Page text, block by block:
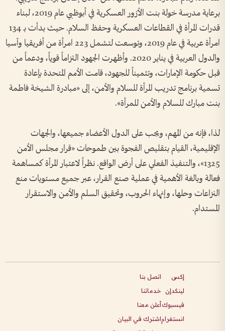
برعاية مدرسة خولة بنت الأزور العسكرية في أبوظبي عام 2019، لبناء
قدرات المرأة في القطاعات العسكرية وحفظ السلام. حيث بدأت بـ 134
امرأة عربية في عام 2019، وتوسعت لتشمل 223 امرأة من أفريقيا وآسيا
والدول العربية في يناير 2020. وأظهرت الجهود التزاماً قوياً، ودعماً من
قبل حكومة الإمارات، وتثميناً للجهود، قامت الأمم المتحدة بإعادة
تسمية برنامج تدريب المرأة للسلام والأمن، إلى «مبادرة الشيخة فاطمة
بنت مبارك للسلام والأمن للمرأة».
لذا، فإنه من المهم، ويجب على الدول الأعضاء جميعها، والجهات
الإقليمية، القيام بتقليص الفجوة بين طموحات «قرار مجلس الأمن
1325»، والتنفيذ الفعلي على أرض الواقع. نظراً لاعتبار المرأة كمساهمة
فعالة وبالغة الأهمية في عملية صنع القرار، عبر جميع مستويات منع
النزاعات وحلها، وإنهاء الحروب، وتحقيق السلم والأمن والاستقرار
المستدام.
إكس
لينكدإن
فيسبوك
انستغرام
اتصل بنا
خدماتنا
أعلن معنا
اشترك في البيان